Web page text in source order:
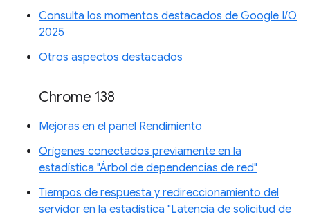
Consulta los momentos destacados de Google I/O
2025
Otros aspectos destacados
Chrome 138
Mejoras en el panel Rendimiento
Orígenes conectados previamente en la
estadística "Árbol de dependencias de red"
Tiempos de respuesta y redireccionamiento del
servidor en la estadística "Latencia de solicitud de